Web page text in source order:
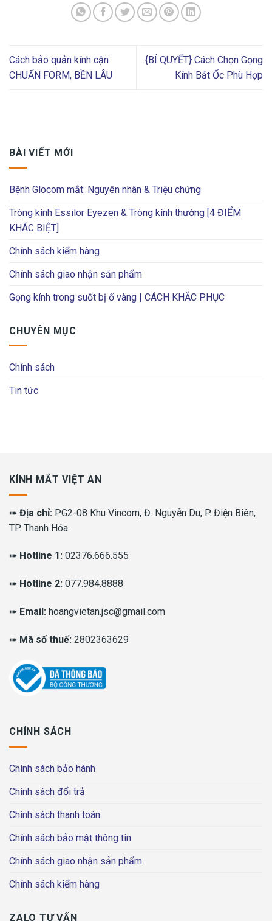
Cách bảo quản kính cận
CHUẨN FORM, BỀN LÂU
{BÍ QUYẾT} Cách Chọn Gọng
Kính Bắt Ốc Phù Hợp
BÀI VIẾT MỚI
Bệnh Glocom mắt: Nguyên nhân & Triệu chứng
Tròng kính Essilor Eyezen & Tròng kính thường [4 ĐIỂM
KHÁC BIỆT]
Chính sách kiểm hàng
Chính sách giao nhận sản phẩm
Gọng kính trong suốt bị ố vàng | CÁCH KHẮC PHỤC
CHUYÊN MỤC
Chính sách
Tin tức
KÍNH MẮT VIỆT AN
➠ Địa chỉ: PG2-08 Khu Vincom, Đ. Nguyễn Du, P. Điện Biên,
TP. Thanh Hóa.
➠ Hotline 1: 02376.666.555
➠ Hotline 2: 077.984.8888
➠ Email: hoangvietan.jsc@gmail.com
➠ Mã số thuế: 2802363629
CHÍNH SÁCH
Chính sách bảo hành
Chính sách đổi trả
Chính sách thanh toán
Chính sách bảo mật thông tin
Chính sách giao nhận sản phẩm
Chính sách kiểm hàng
ZALO TƯ VẤN